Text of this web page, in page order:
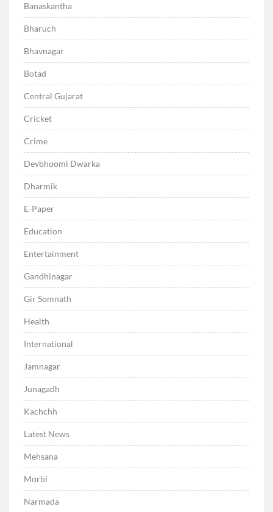
Banaskantha
Bharuch
Bhavnagar
Botad
Central Gujarat
Cricket
Crime
Devbhoomi Dwarka
Dharmik
E-Paper
Education
Entertainment
Gandhinagar
Gir Somnath
Health
International
Jamnagar
Junagadh
Kachchh
Latest News
Mehsana
Morbi
Narmada